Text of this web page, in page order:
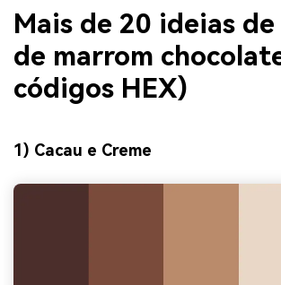
Mais de 20 ideias
de marrom
códigos HEX)
1) Cacau e Creme